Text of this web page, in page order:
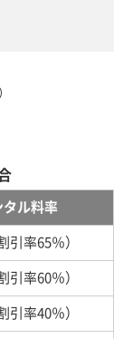
タル料率
引率65％）
引率60％）
引率40％）